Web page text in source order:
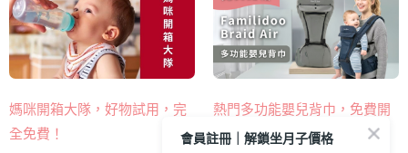
媽咪開箱大隊，好物試用，完
全免費！
熱門多功能嬰兒背巾​，免費開
箱申請！
會員註冊｜解鎖坐月子價格